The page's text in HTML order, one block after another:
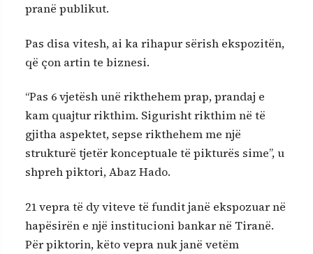
pranë publikut.
Pas disa vitesh, ai ka rihapur sërish ekspozitën,
që çon artin te biznesi.
“Pas 6 vjetësh unë rikthehem prap, prandaj e
kam quajtur rikthim. Sigurisht rikthim në të
gjitha aspektet, sepse rikthehem me një
strukturë tjetër konceptuale të pikturës sime”, u
shpreh piktori, Abaz Hado.
21 vepra të dy viteve të fundit janë ekspozuar në
hapësirën e një institucioni bankar në Tiranë.
Për piktorin, këto vepra nuk janë vetëm